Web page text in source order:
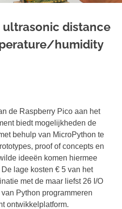
ultrasonic distance
humidity
de Raspberry Pico aan het
biedt mogelijkheden de
behulp van MicroPython te
proof of concepts en
ideeën komen hiermee
lage kosten € 5 van het
met de maar liefst 26 I/O
Python programmeren
ontwikkelplatform.